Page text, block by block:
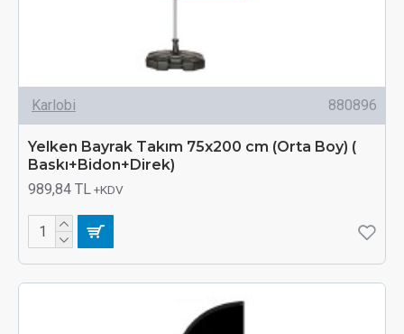
Karlobi 880896
Yelken Bayrak Takım 75x200 cm (Orta Boy) (
Baskı+Bidon+Direk)
989,84 TL +KDV